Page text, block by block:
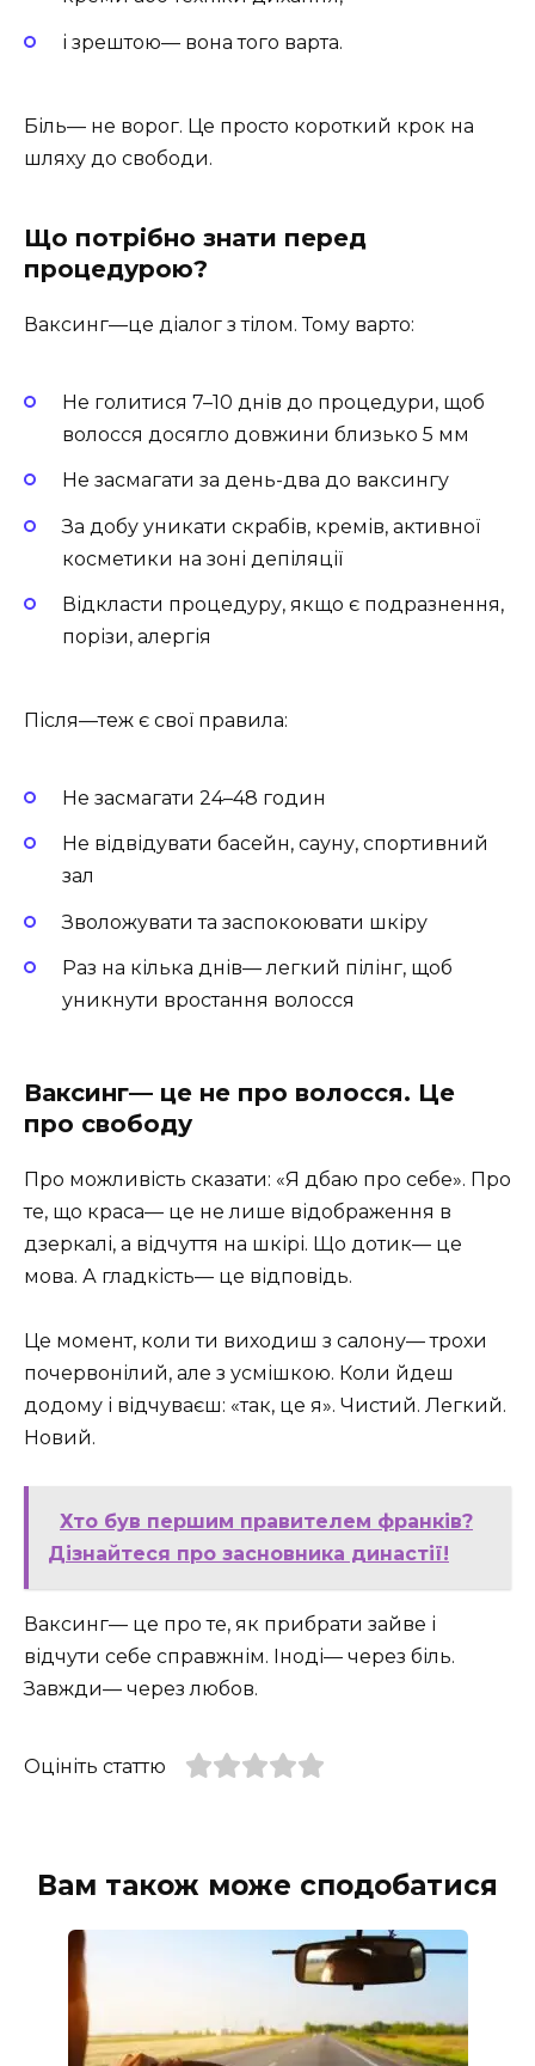
і зрештою— вона того варта.
Біль— не ворог. Це просто короткий крок на
шляху до свободи.
Що потрібно знати перед
процедурою?
Ваксинг—це діалог з тілом. Тому варто:
Не голитися 7–10 днів до процедури, щоб
волосся досягло довжини близько 5 мм
Не засмагати за день-два до ваксингу
За добу уникати скрабів, кремів, активної
косметики на зоні депіляції
Відкласти процедуру, якщо є подразнення,
порізи, алергія
Після—теж є свої правила:
Не засмагати 24–48 годин
Не відвідувати басейн, сауну, спортивний
зал
Зволожувати та заспокоювати шкіру
Раз на кілька днів— легкий пілінг, щоб
уникнути вростання волосся
Ваксинг— це не про волосся. Це
про свободу
Про можливість сказати: «Я дбаю про себе». Про
те, що краса— це не лише відображення в
дзеркалі, а відчуття на шкірі. Що дотик— це
мова. А гладкість— це відповідь.
Це момент, коли ти виходиш з салону— трохи
почервонілий, але з усмішкою. Коли йдеш
додому і відчуваєш: «так, це я». Чистий. Легкий.
Новий.
Хто був першим правителем франків?
Дізнайтеся про засновника династії!
Ваксинг— це про те, як прибрати зайве і
відчути себе справжнім. Іноді— через біль.
Завжди— через любов.
Оцініть статтю
Вам також може сподобатися